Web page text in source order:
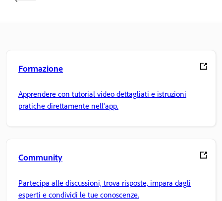
Formazione
Apprendere con tutorial video dettagliati e istruzioni
pratiche direttamente nell'app.
Community
Partecipa alle discussioni, trova risposte, impara dagli
esperti e condividi le tue conoscenze.